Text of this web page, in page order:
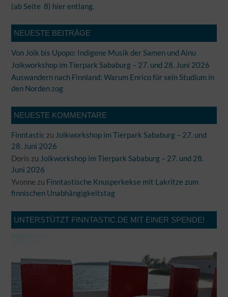
(ab Seite 8) hier entlang.
NEUESTE BEITRÄGE
Von Joik bis Upopo: Indigene Musik der Samen und Ainu
Joikworkshop im Tierpark Sababurg – 27. und 28. Juni 2026
Auswandern nach Finnland: Warum Enrico für sein Studium in
den Norden zog
NEUESTE KOMMENTARE
Finntastic zu Joikworkshop im Tierpark Sababurg – 27. und
28. Juni 2026
Doris zu Joikworkshop im Tierpark Sababurg – 27. und 28.
Juni 2026
Yvonne zu Finntastische Knusperkekse mit Lakritze zum
finnischen Unabhängigkeitstag
UNTERSTÜTZT FINNTASTIC.DE MIT EINER SPENDE!